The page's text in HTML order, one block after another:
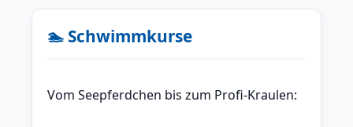
🏊 Schwimmkurse
Vom Seepferdchen bis zum Profi-Kraulen: